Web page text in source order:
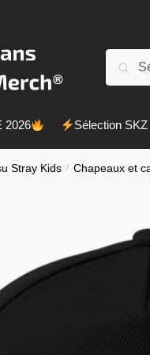
2026 Sélection SKZ
Stray Kids / Chapeaux et